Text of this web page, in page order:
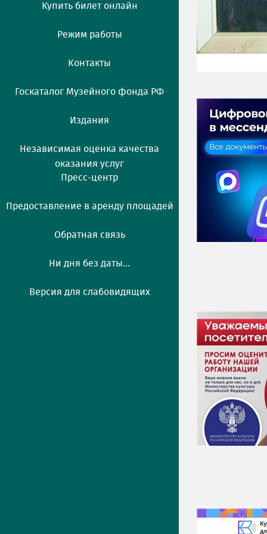
Купить билет онлайн
Режим работы
Контакты
Госкаталог Музейного фонда РФ
Издания
Независимая оценка качества
оказания услуг
Пресс-центр
Предоставление в аренду площадей
Обратная связь
Ни дня без даты...
Версия для слабовидящих